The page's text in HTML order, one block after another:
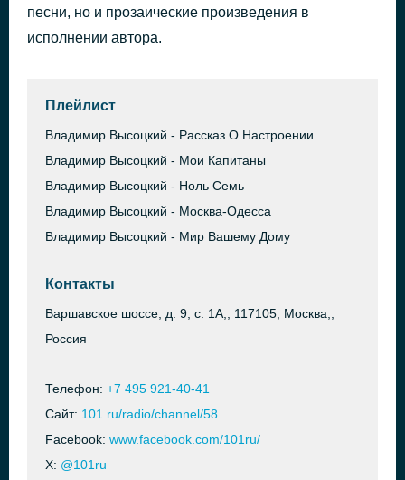
песни, но и прозаические произведения в
исполнении автора.
Плейлист
Владимир Высоцкий - Рассказ О Настроении
Владимир Высоцкий - Мои Капитаны
Владимир Высоцкий - Ноль Семь
Владимир Высоцкий - Москва-Одесса
Владимир Высоцкий - Мир Вашему Дому
Контакты
Варшавское шоссе, д. 9, с. 1А,, 117105, Москва,,
Россия
Телефон: +7 495 921-40-41
Сайт: 101.ru/radio/channel/58
Facebook: www.facebook.com/101ru/
X: @101ru